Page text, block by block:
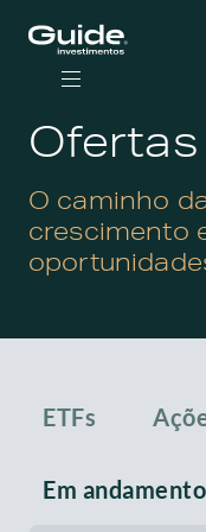
O caminho
crescimento
ETFs
Em andamento